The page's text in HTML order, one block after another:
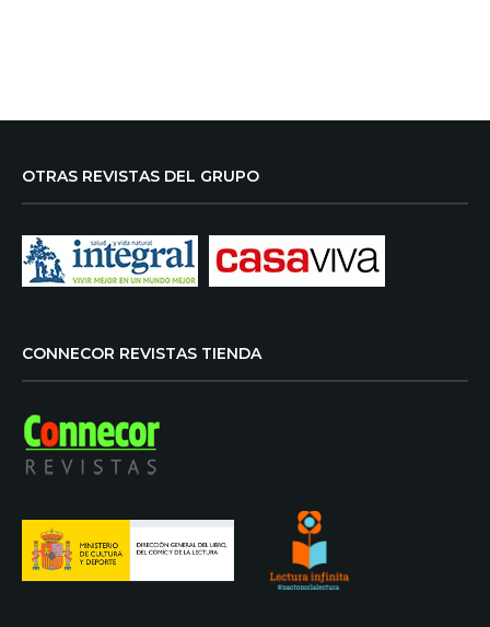
OTRAS REVISTAS DEL GRUPO
CONNECOR REVISTAS TIENDA